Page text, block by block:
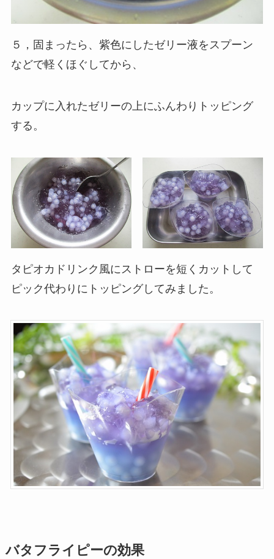
５，固まったら、紫色にしたゼリー液をスプーン
などで軽くほぐしてから、
カップに入れたゼリーの上にふんわりトッピング
する。
タピオカドリンク風にストローを短くカットして
ピック代わりにトッピングしてみました。
バタフライピーの効果